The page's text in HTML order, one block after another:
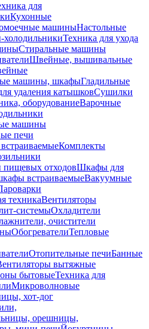
для
Кухонные
машиныНастольные
Техника для ухода
Стиральные машины
Швейные, вышивальные
машины, шкафыГладильные
удаления катышковСушилки
оборудованиеВарочные
машины
печи
Комплекты
пищевых отходовШкафы для
встраиваемыеВакуумные
техникаВентиляторы
системыОхладители
очистители
ОбогревателиТепловые
Отопительные печиБанные
вытяжные
бытовыеТехника для
Микроволновые
хот-дог
орешницы,